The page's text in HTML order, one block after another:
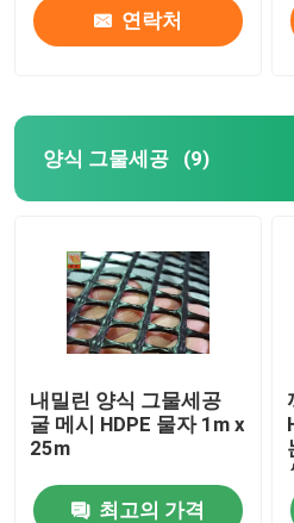
연락처
양식 그물세공 (9)
내밀린 양식 그물세공
굴 메시 HDPE 물자 1m x
25m
최고의 가격